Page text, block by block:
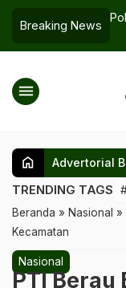
Breaking News
Pelajar SDN
menu
home Advertorial
TRENDING TAGS
Beranda » Nasional »
Kecamatan
Nasional
PTI Berau